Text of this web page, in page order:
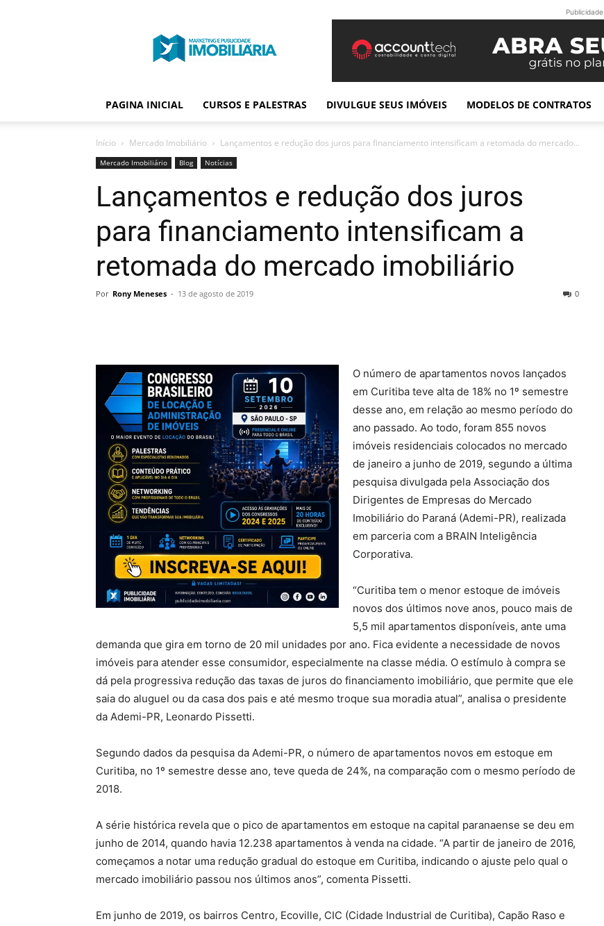
Publicidade
Imobiliária
Publicidade
PAGINA INICIAL CURSOS E PALESTRAS DIVULGUE SEUS IMÓVEIS MODELOS DE CONTRATOS
Início Mercado Imobiliário Lançamentos e redução dos juros para financiamento intensificam a retomada do mercado...
Mercado Imobiliário Blog Notícias
Lançamentos e redução dos juros
para financiamento intensificam a
retomada do mercado imobiliário
Por Rony Meneses - 13 de agosto de 2019 0
O número de apartamentos novos lançados
em Curitiba teve alta de 18% no 1º semestre
desse ano, em relação ao mesmo período do
ano passado. Ao todo, foram 855 novos
imóveis residenciais colocados no mercado
de janeiro a junho de 2019, segundo a última
pesquisa divulgada pela Associação dos
Dirigentes de Empresas do Mercado
Imobiliário do Paraná (Ademi-PR), realizada
em parceria com a BRAIN Inteligência
Corporativa.
“Curitiba tem o menor estoque de imóveis
novos dos últimos nove anos, pouco mais de
5,5 mil apartamentos disponíveis, ante uma
demanda que gira em torno de 20 mil unidades por ano. Fica evidente a necessidade de novos
imóveis para atender esse consumidor, especialmente na classe média. O estímulo à compra se
dá pela progressiva redução das taxas de juros do financiamento imobiliário, que permite que ele
saia do aluguel ou da casa dos pais e até mesmo troque sua moradia atual”, analisa o presidente
da Ademi-PR, Leonardo Pissetti.
Segundo dados da pesquisa da Ademi-PR, o número de apartamentos novos em estoque em
Curitiba, no 1º semestre desse ano, teve queda de 24%, na comparação com o mesmo período de
2018.
A série histórica revela que o pico de apartamentos em estoque na capital paranaense se deu em
junho de 2014, quando havia 12.238 apartamentos à venda na cidade. “A partir de janeiro de 2016,
começamos a notar uma redução gradual do estoque em Curitiba, indicando o ajuste pelo qual o
mercado imobiliário passou nos últimos anos”, comenta Pissetti.
Em junho de 2019, os bairros Centro, Ecoville, CIC (Cidade Industrial de Curitiba), Capão Raso e